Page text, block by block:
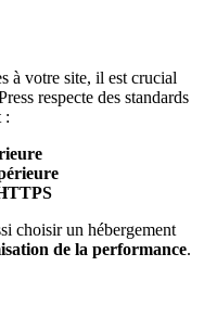
à votre site, il est crucial
respecte des standards
:
choisir un hébergement
de la performance.